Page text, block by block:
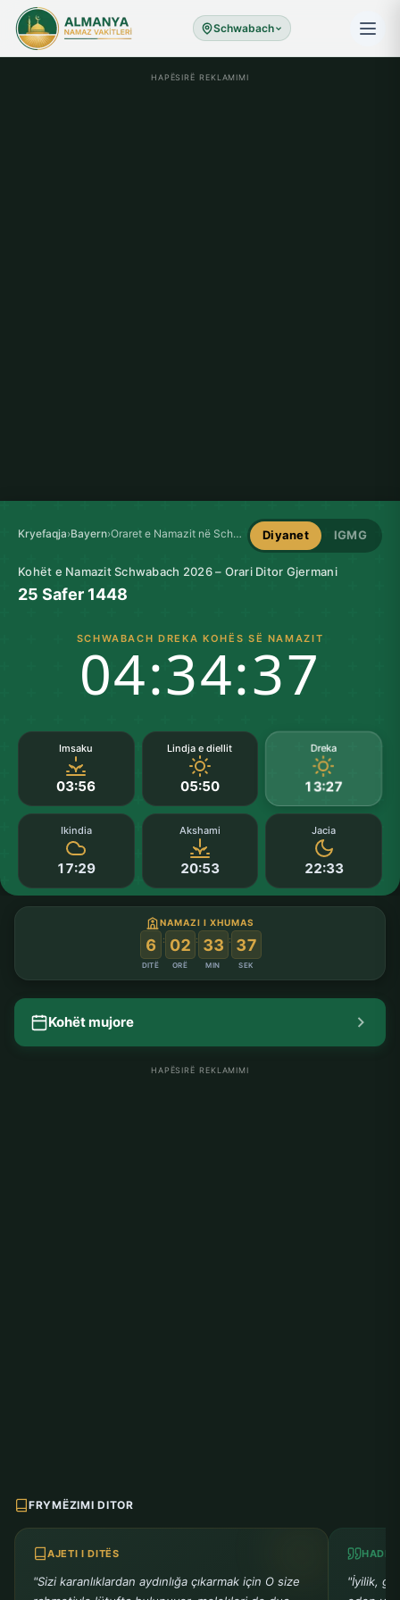
Schwabach
HAPËSIRË REKLAMIMI
Kryefaqja›Bayern› Oraret e Namazit në Schwabach Diyanet IGMG
Kohët e Namazit Schwabach 2026 – Orari Ditor Gjermani
25 Safer 1448
SCHWABACH DREKA KOHËS SË NAMAZIT
04:34:36
Imsaku
03:56
Lindja e diellit
05:50
Dreka
13:27
Ikindia
17:29
Akshami
20:53
Jacia
22:33
NAMAZI I XHUMAS
6
DITË
: 02
ORË
: 33
MIN
: 36
SEK
Kohët mujore
HAPËSIRË REKLAMIMI
FRYMËZIMI DITOR
AJETI I DITËS
"Sizi karanlıklardan aydınlığa çıkarmak için O size
"İyilik,